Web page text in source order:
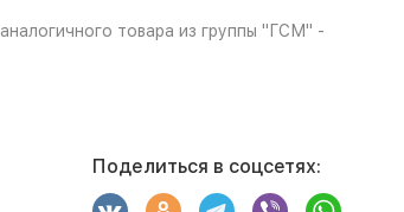
товара из группы "ГСМ" -
Поделиться в соцсетях: